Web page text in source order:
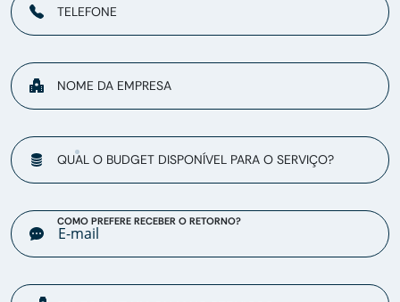
TELEFONE
NOME DA EMPRESA
QUAL O BUDGET DISPONÍVEL PARA O SERVIÇO?
COMO PREFERE RECEBER O RETORNO?